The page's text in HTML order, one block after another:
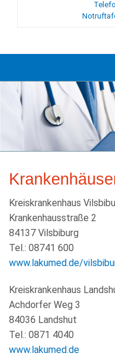
NEU
RATHAUS
GEMEINDE
GESCHICHTE
LEBEN+WOHNEN
BILDUNG+SOZIALES
KULTUR+TOURISMUS
WIRTSCHAFT
Kreiskrankenhaus
Krankenhausstraße 2
84137 Vilsbiburg
Tel.: 08741 600
www.lakumed.de/
Kreiskrankenhaus
Achdorfer Weg 3
84036 Landshut
Tel.: 0871 4040
www.lakumed.de